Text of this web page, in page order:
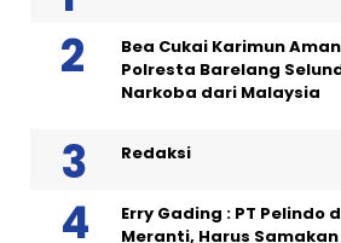
Bea Cukai Karimun
Polresta Barelang
Narkoba dari Malaysia
Redaksi
Erry Gading : PT Pelindo
Meranti, Harus